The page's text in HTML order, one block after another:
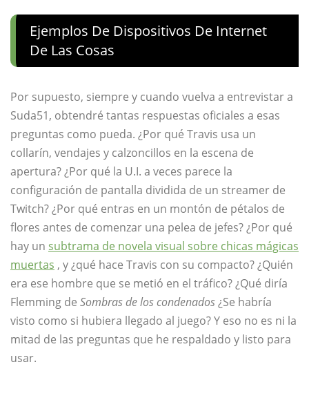
Ejemplos De Dispositivos De Internet
De Las Cosas
Por supuesto, siempre y cuando vuelva a entrevistar a
Suda51, obtendré tantas respuestas oficiales a esas
preguntas como pueda. ¿Por qué Travis usa un
collarín, vendajes y calzoncillos en la escena de
apertura? ¿Por qué la U.I. a veces parece la
configuración de pantalla dividida de un streamer de
Twitch? ¿Por qué entras en un montón de pétalos de
flores antes de comenzar una pelea de jefes? ¿Por qué
hay un subtrama de novela visual sobre chicas mágicas
muertas , y ¿qué hace Travis con su compacto? ¿Quién
era ese hombre que se metió en el tráfico? ¿Qué diría
Flemming de Sombras de los condenados¿Se habría
visto como si hubiera llegado al juego? Y eso no es ni la
mitad de las preguntas que he respaldado y listo para
usar.